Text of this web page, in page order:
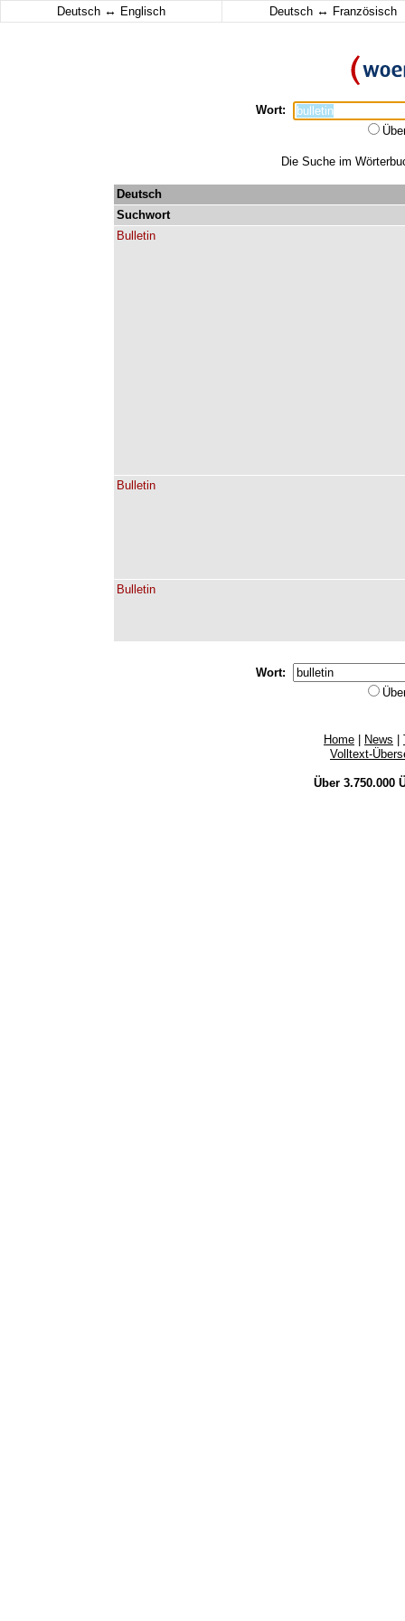
Deutsch ↔ Englisch Deutsch ↔ Französisch
Wort:
Die Suche im
Deutsch
Suchwort
Bulletin
Bulletin
Bulletin
Wort:
Home News
Volltext-
Über 3.750.000